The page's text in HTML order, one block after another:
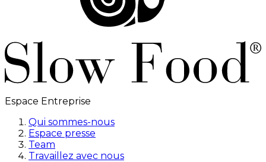
Espace Entreprise
Qui sommes-nous
Espace presse
Team
Travaillez avec nous